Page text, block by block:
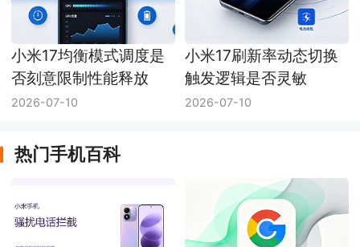
小米17均衡模式调度是
否刻意限制性能释放
2026-07-10
小米17刷新率动态切换
触发逻辑是否灵敏
2026-07-10
热门手机百科